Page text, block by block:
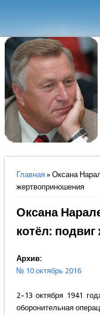
Вы здесь
Главная» Оксана
жертвоприношения
Оксана
котёл:
Архив:
№ 10 октябрь 2016
2–13 октября 1941
оборонительная